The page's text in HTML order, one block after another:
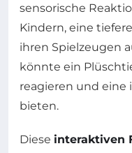
sensorische
Kindern, eine
ihren Spielzeugen
könnte ein
reagieren und
bieten.
Diese interaktiven